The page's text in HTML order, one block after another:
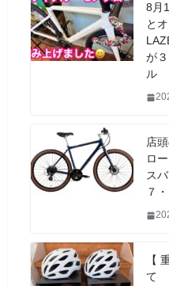
8月
と
が
ル
店
ロ
ス
７
【
て